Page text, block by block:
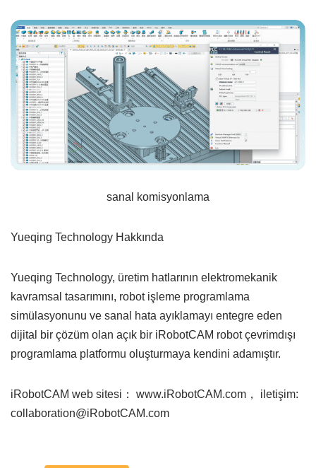
sanal komisyonlama
Yueqing Technology Hakkında
Yueqing Technology, üretim hatlarının elektromekanik
kavramsal tasarımını, robot işleme programlama
simülasyonunu ve sanal hata ayıklamayı entegre eden
dijital bir çözüm olan açık bir iRobotCAM robot çevrimdışı
programlama platformu oluşturmaya kendini adamıştır.
iRobotCAM web sitesi： www.iRobotCAM.com， iletişim:
collaboration@iRobotCAM.com